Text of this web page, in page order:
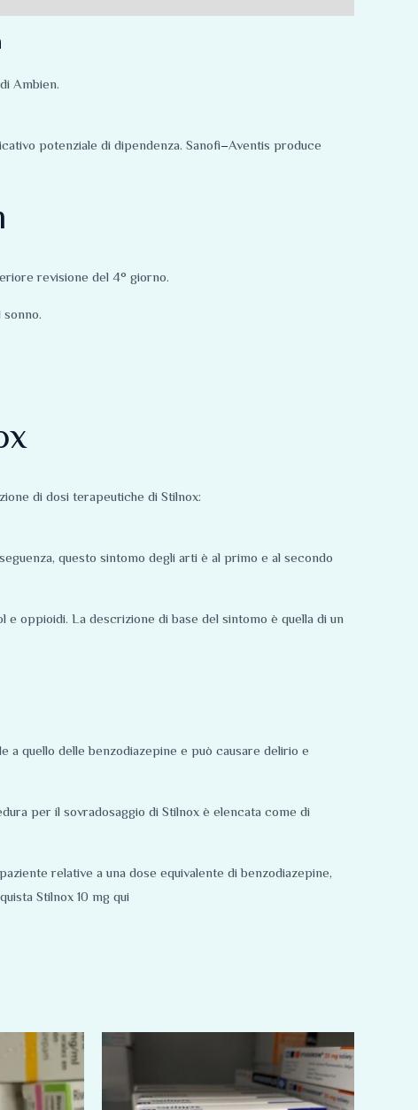
Ambien.
potenziale di dipendenza. Sanofi–Aventis produce
revisione del 4° giorno.
di dosi terapeutiche di Stilnox:
questo sintomo degli arti è al primo e al secondo
oppioidi. La descrizione di base del sintomo è quella di un
a quello delle benzodiazepine e può causare delirio e
per il sovradosaggio di Stilnox è elencata come di
relative a una dose equivalente di benzodiazepine,
Stilnox 10 mg qui
da
75,00 €
ha